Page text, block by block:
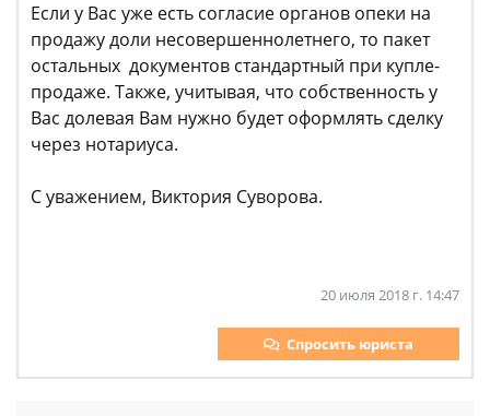
Если у Вас уже есть согласие органов опеки на
продажу доли несовершеннолетнего, то пакет
остальных документов стандартный при купле-
продаже. Также, учитывая, что собственность у
Вас долевая Вам нужно будет оформлять сделку
через нотариуса.
С уважением, Виктория Суворова.
20 июля 2018 г. 14:47
Спросить юриста